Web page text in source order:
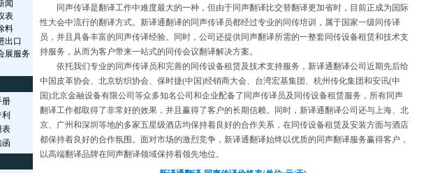
闻
表
料
出口
展服务
册
表
函
同声传译是翻译工作中难度最大的一种，但由于同声翻译比交替翻译更加省时，目前正成为国际
性大会中流行的翻译方式。新译通翻译的同声传译员都经过专业的同传培训，属于国家一级同传译
员，并且具备丰富的同声传译经验。同时，公司还提供同声翻译所需的一整套同传设备租赁和技术支
持服务，从而为客户带来一站式的同传会议翻译解决方案。
依托我们专业的同声传译员和完善的同传设备租赁及技术支持服务，新译通翻译公司近期先后给
中国皮革协会、北京纺织协会、保时捷(中国)经销商大会、台湾宏基集团、杭州传化集团和安讯(中
国)北京金融设备有限公司等众多知名公司和企业配备了同声传译员及同传设备租赁服务，所有同声
翻译工作都取得了非常好的效果，并且赢得了客户的长期信赖。同时，新译通翻译公司还与上海、北
京、广州和深圳等地的多家五星级酒店均保持着良好的合作关系，在同传设备租赁及安装方面与酒店
都保持着良好的合作氛围。面对市场的激烈竞争，新译通翻译始终以优质的同声翻译服务赢得客户，
以高端翻译品牌在同声翻译领域保持着领先地位。